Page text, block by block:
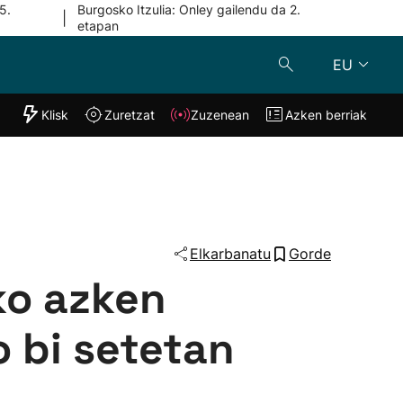
Burgosko Itzulia: Onley gailendu da 2.
etapan
EU
"Helmuga"
Klisk Zuzenean
Klisk Zuretzat Zuzenean Azken berriak
Elkarbanatu Gorde
azken
bi setetan